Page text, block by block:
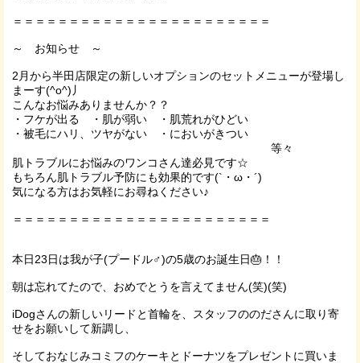
＝＝＝＝＝＝＝＝＝＝＝＝＝＝＝＝＝＝＝＝＝＝＝
～ お知らせ ～
2月から半田店限定の新しいオプションのセットメニューが登場し
まーす(^o^)丿
こんなお悩みありませんか？？
・フケが出る ・肌が弱い ・肌荒れがひどい
・被毛にハリ、ツヤがない ・においがきつい
等々
肌トラブルにお悩みのワンコさん達必見です☆
もちろん肌トラブル予防にも効果的です(`・ω・´)
気になる方はお気軽にお尋ねください♪
＝＝＝＝＝＝＝＝＝＝＝＝＝＝＝＝＝＝＝＝＝＝＝
本日23日は我が子(プードル♂)の5歳のお誕生日🎂！！
朝は忘れてたので、おめでとうを言えてません(笑)(笑)
iDogさんの新しいリードと首輪を、スタッフののださんに取り寄
せをお願いして新調し、
そしておなじみコミフのケーキとドーナツをプレゼントに買いま